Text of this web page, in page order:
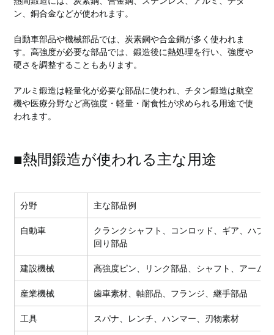
ン、銅合金などが使われます。
自動車部品や機械部品では、炭素鋼や合金鋼が多く使われま
す。高強度が必要な部品では、鍛造後に熱処理を行い、強度や
硬さを調整することもあります。
アルミ鍛造は軽量化が必要な部品に使われ、チタン鍛造は航空
機や医療分野など高強度・軽量・耐食性が求められる用途で使
われます。
■熱間鍛造が使われる主な用途
分野 主な部品例
自動車
クランクシャフト、コンロッド、ギア、ハブ
回り部品
建設機械 高強度ピン、リンク部品、シャフト、アーム
産業機械 歯車素材、軸部品、フランジ、継手部品
工具 スパナ、レンチ、ハンマー、刃物素材